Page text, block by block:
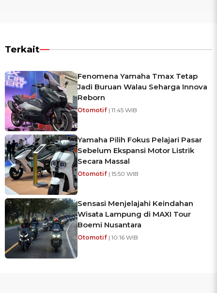
Terkait
Fenomena Yamaha Tmax Tetap
Jadi Buruan Walau Seharga Innova
Reborn
Otomotif | 11:45 WIB
Yamaha Pilih Fokus Pelajari Pasar
Sebelum Ekspansi Motor Listrik
Secara Massal
Otomotif | 15:50 WIB
Sensasi Menjelajahi Keindahan
Wisata Lampung di MAXI Tour
Boemi Nusantara
Otomotif | 10:16 WIB